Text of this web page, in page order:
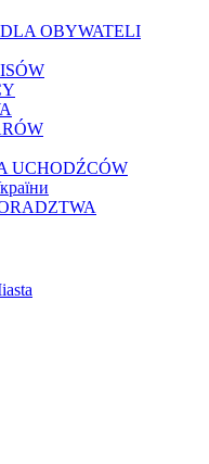
OBYWATELI
UCHODŹCÓW